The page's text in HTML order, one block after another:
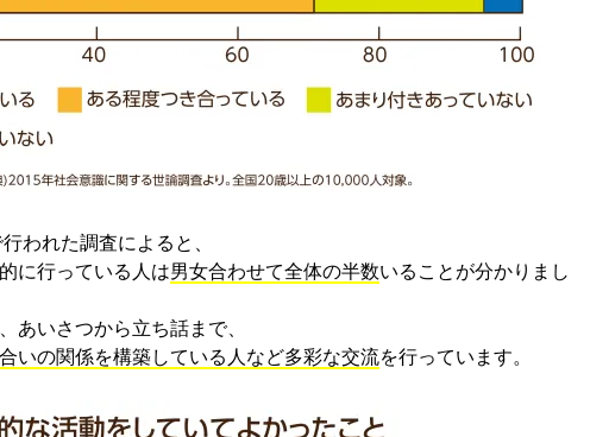
われた調査によると、
に行っている人は男女合わせて全体の半数いることが分かりまし
あいさつから立ち話まで、
いの関係を構築している人など多彩な交流を行っています。